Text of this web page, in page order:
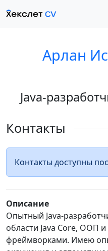
Арлан
Java-
Контакты
Контакты доступны
Описание
Опытный Java-
области Java Core, ООП
фреймворками. Имею